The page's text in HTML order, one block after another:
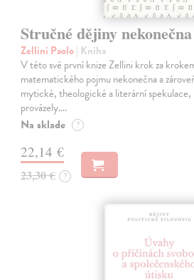
Stručné dějiny nekonečna
Zellini Paolo| Kniha
V této své první knize Zellini krok za
matematického pojmu nekonečna a
mytické, theologické a literární
provázely.…
Na sklade ?
22,14 €
23,30 € ?